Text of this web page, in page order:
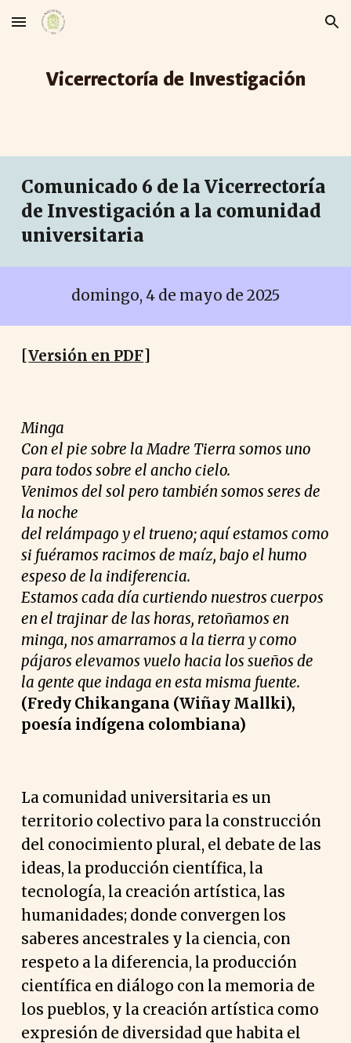
Skip to main content Skip to navigation
Vicerrectoría de Investigación
Comunicado 6 de la Vicerrectoría
de Investigación a la comunidad
universitaria
domingo, 4 de mayo de 2025
[Versión en PDF]
Minga
Con el pie sobre la Madre Tierra somos uno
para todos sobre el ancho cielo.
Venimos del sol pero también somos seres de
la noche
del relámpago y el trueno; aquí estamos como
si fuéramos racimos de maíz, bajo el humo
espeso de la indiferencia.
Estamos cada día curtiendo nuestros cuerpos
en el trajinar de las horas, retoñamos en
minga, nos amarramos a la tierra y como
pájaros elevamos vuelo hacia los sueños de
la gente que indaga en esta misma fuente.
(Fredy Chikangana (Wiñay Mallki),
poesía indígena colombiana)
La comunidad universitaria es un
territorio colectivo para la construcción
del conocimiento plural, el debate de las
ideas, la producción científica, la
tecnología, la creación artística, las
humanidades; donde convergen los
saberes ancestrales y la ciencia, con
respeto a la diferencia, la producción
científica en diálogo con la memoria de
los pueblos, y la creación artística como
expresión de diversidad que habita el